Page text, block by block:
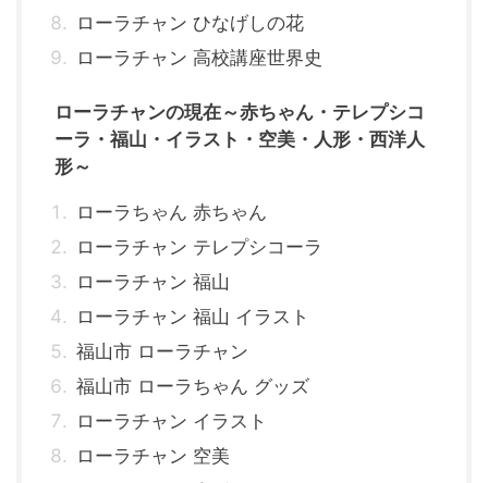
ローラチャン ひなげしの花
ローラチャン 高校講座世界史
ローラチャンの現在～赤ちゃん・テレプシコ
ーラ・福山・イラスト・空美・人形・西洋人
形～
ローラちゃん 赤ちゃん
ローラチャン テレプシコーラ
ローラチャン 福山
ローラチャン 福山 イラスト
福山市 ローラチャン
福山市 ローラちゃん グッズ
ローラチャン イラスト
ローラチャン 空美